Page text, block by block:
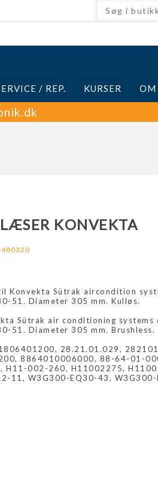
/ REP. KURSER OM
KONVEKTA
480320
Konvekta Sütrak aircondition
51. Diameter 305 mm. Kulløs.
Sütrak air conditioning systems
51. Diameter 305 mm. Brushless.
28.21.01.029,
8864010006000, 88-64-01-
H11-002-260, H11002275,
11, W3G300-EQ30-43,